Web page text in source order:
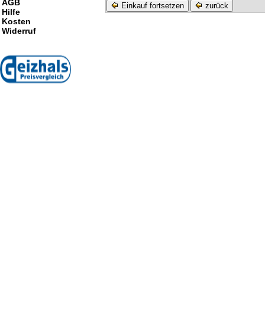
Einkauf fortsetzen zurück
AGB
Hilfe
Kosten
Widerruf